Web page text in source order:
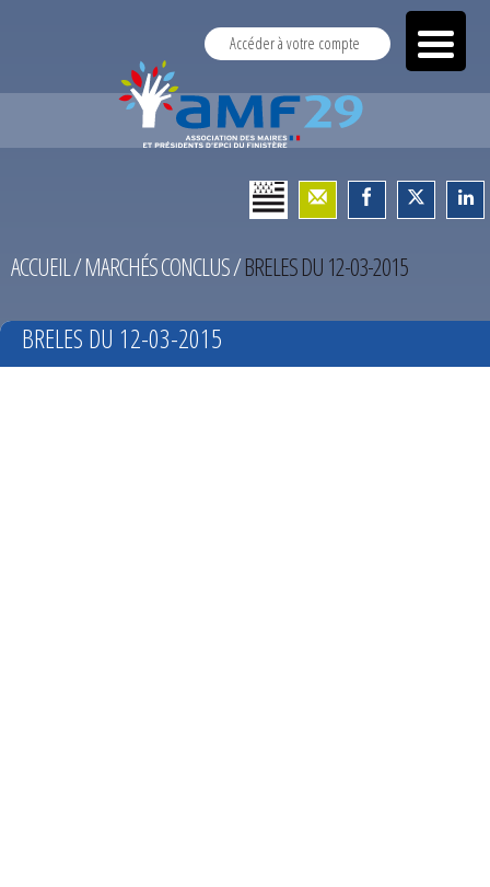
Accéder à votre compte
ACCUEIL/MARCHÉS CONCLUS/BRELES DU 12-03-2015
BRELES DU 12-03-2015